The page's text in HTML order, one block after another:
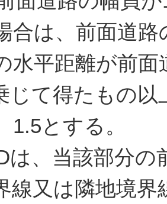
合は、前面道路
水平距離が前面
じて得たもの以
1.5とする。
は、当該部分の
線又は隣地境界